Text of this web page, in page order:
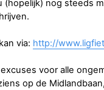
(hopelijk) nog steeds
via: http://
voor alle
op de Midlandbaan,